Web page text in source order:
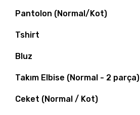
Pantolon (Normal/Kot)
Tshirt
Bluz
Takım Elbise (Normal - 2 parça)
Ceket (Normal / Kot)